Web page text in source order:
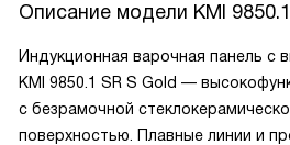
Описание модели KMI
Индукционная варочная панель с
KMI 9850.1 SR S Gold —
с безрамочной
поверхностью. Плавные линии и